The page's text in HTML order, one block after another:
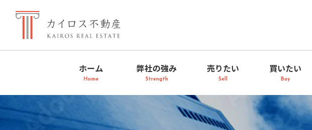
ホーム
Home
弊社の強み
Strength
売りたい
Sell
買いたい
Buy